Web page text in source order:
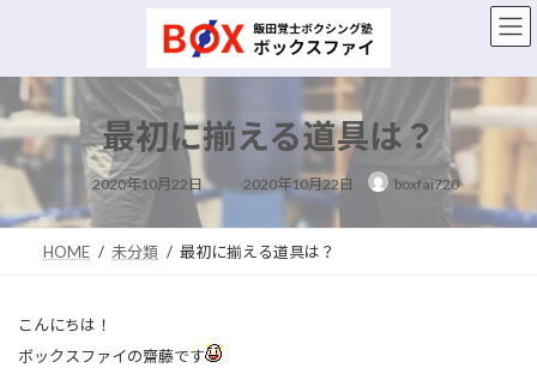
ン
ツ
へ
プ
ー
シ
ョ
動
最初に揃える道具は？
2020年10月22日
終
日
時
:
2020年10月22日 boxfai720
HOME 未分類 最初に揃える道具は？
こんにちは！
ボックスファイの齋藤です